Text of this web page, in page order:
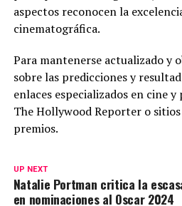
aspectos reconocen la
cinematográfica.
Para mantenerse actualizado y
sobre las predicciones y
enlaces especializados en cine
The Hollywood Reporter o
premios.
UP NEXT
Natalie Portman critica la
en nominaciones al Oscar 2024